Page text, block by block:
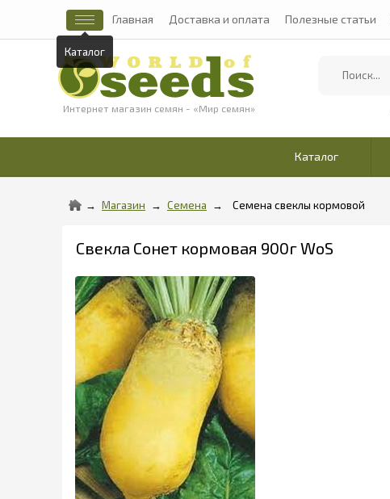
Каталог
Главная Доставка и оплата Полезные статьи
Интернет магазин семян - «Мир семян»
Каталог
Магазин Семена Семена свеклы кормовой
Свекла Сонет кормовая 900г WoS